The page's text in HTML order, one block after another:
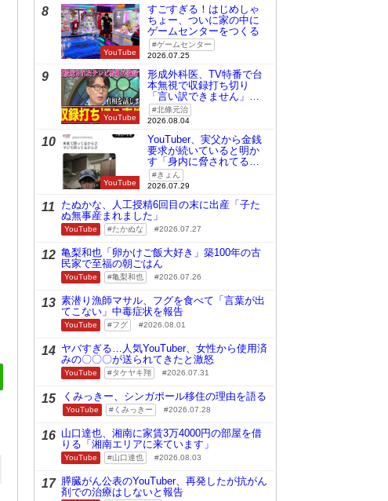
8
YouTube
すごすぎる！はじめしゃ
ちょー、ついに家の中に
ゲームセンターをつくる
ゲームセンター
2026.07.25
9
YouTube
形成外科医、TV特番で台
本無視で収録打ち切り
「言い訳できません」と
謝罪北條元治
2026.08.04
10
YouTube
YouTuber、実父から金銭
要求が続いていると明か
す「身内に脅されてる
の」きょん
2026.07.29
11
たぬかな、人工授精6回目の末に出産「子た
ぬ無事産まれました」
YouTube たかぬな 2026.07.27
12 亀梨和也「卵かけご飯大好き」築100年の古
民家で至福の朝ごはん
YouTube 亀梨和也 2026.07.26
13 素潜り漁師マサル、フグを食べて「言葉が出
てこない」中毒症状を報告
YouTube フグ 2026.08.01
14 ヤバすぎる…人気YouTuber、女性から使用済
みの〇〇〇が送られてきたと激怒
YouTube タケヤキ翔 2026.07.31
15 くみっきー、シンガポール移住の理由を語る
YouTube くみっきー 2026.07.28
16 山口達也、湘南に家賃3万4000円の部屋を借
りる「湘南エリアに来ています」
YouTube 山口達也 2026.08.03
17 膵臓がん公表のYouTuber、再発したが抗がん
剤での治療はしないと報告